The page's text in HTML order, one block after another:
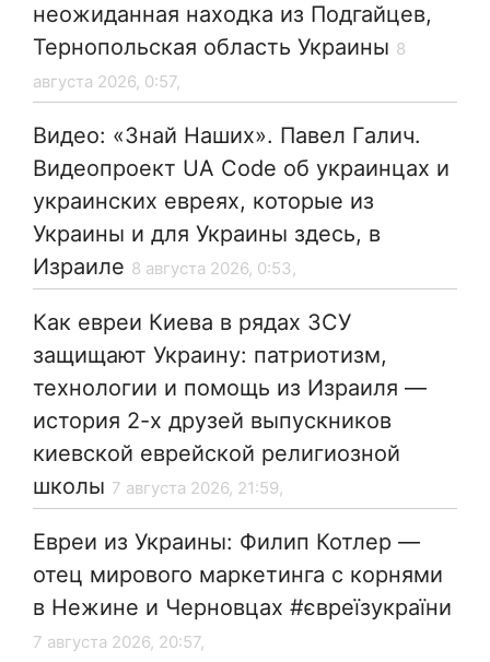
неожиданная находка из Подгайцев,
Тернопольская область Украины 8
августа 2026, 0:57,
Видео: «Знай Наших». Павел Галич.
Видеопроект UA Code об украинцах и
украинских евреях, которые из
Украины и для Украины здесь, в
Израиле 8 августа 2026, 0:53,
Как евреи Киева в рядах ЗСУ
защищают Украину: патриотизм,
технологии и помощь из Израиля —
история 2-х друзей выпускников
киевской еврейской религиозной
школы 7 августа 2026, 21:59,
Евреи из Украины: Филип Котлер —
отец мирового маркетинга с корнями
в Нежине и Черновцах #євреїзукраїни
7 августа 2026, 20:57,